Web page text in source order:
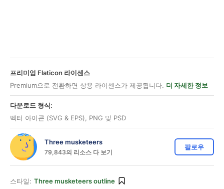
프리미엄 Flaticon 라이센스
Premium으로 전환하면 상용 라이센스가 제공됩니다. 더 자세한 정보
다운로드 형식:
벡터 아이콘 (SVG & EPS), PNG 및 PSD
Three musketeers
79,843의 리소스 다 보기
팔로우
스타일: Three musketeers outline